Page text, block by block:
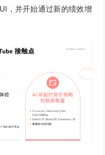
，并开始通过新的绩效增